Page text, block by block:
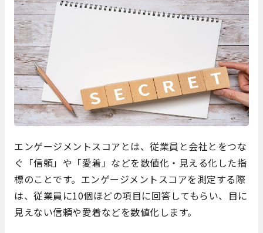
エンゲージメントスコアとは、従業員と会社とをつな
ぐ「信頼」や「愛着」などを数値化・見える化した指
標のことです。エンゲージメントスコアを測定する際
は、従業員に10個ほどの項目に回答してもらい、目に
見えない信頼や愛着などを数値化します。